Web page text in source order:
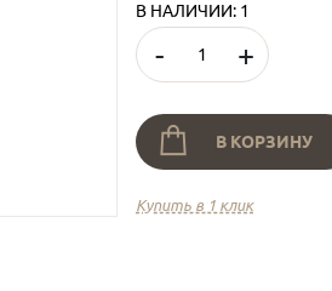
В НАЛИЧИИ: 1
- +
В КОРЗИНУ
Купить в 1 клик